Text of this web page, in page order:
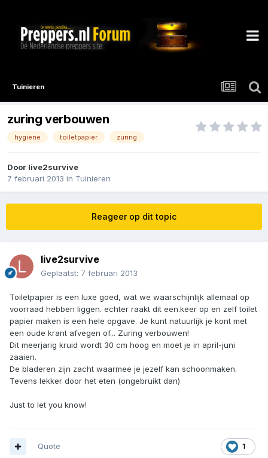
Tuinieren
zuring verbouwen
hygiene toiletpapier zuring
Door live2survive
7 februari 2013 in Tuinieren
Reageer op dit topic
live2survive
Geplaatst: 7 februari 2013
Toiletpapier is een luxe goed, wat we waarschijnlijk allemaal op
voorraad hebben liggen. echter raakt dit een.keer op en zelf toilet
papier maken is een hele opgave. Je kunt natuurlijk je kont met
een oude krant afvegen of... Zuring verbouwen!
Dit meerjarig kruid wordt 30 cm hoog en moet je in april-juni
zaaien.
De bladeren zijn zacht waarmee je jezelf kan schoonmaken.
Tevens lekker door het eten (ongebruikt dan)
Just to let you know!
1
Quote